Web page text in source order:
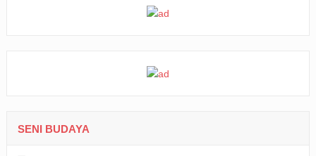
SENI BUDAYA